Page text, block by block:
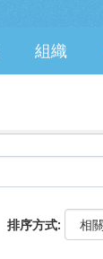
組織
排序方式